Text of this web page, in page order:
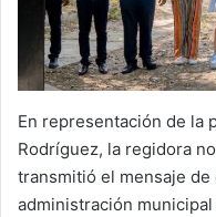
En representación de la
Rodríguez, la regidora
transmitió el mensaje
administración